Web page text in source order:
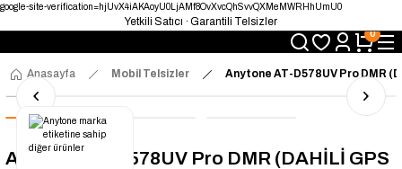
google-site-verification=hjUvX4iAKAoyU0LjAMf8OvXvcQhSvvQXMeMWRHhUmU0
Yetkili Satıcı · Garantili Telsizler
Uygun Fiyat · Hızlı Teslimat
Türkiye’nin Telsiz Merkezi
0
Anasayfa Mobil Telsizler Anytone AT-D578UV Pro DMR
Anytone AT-D578UV Pro DMR (DAHİLİ GPS